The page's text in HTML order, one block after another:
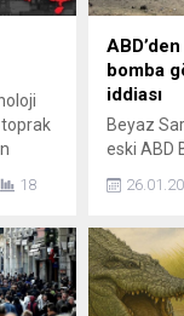
toprak
18
bomba
iddiası
Beyaz
eski ABD
bomba